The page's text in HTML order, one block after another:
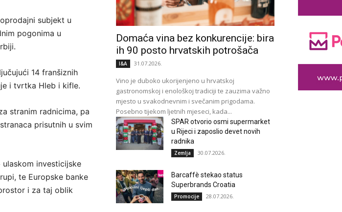
subjekt u
pogonima u
14 franšiznih
i tvrtka Hleb i kifle.
stranim radnicima, pa
prisutnih u svim
investicijske
te Europske banke
i za taj oblik
Domaća vina bez konkurencije: bira
ih 90 posto hrvatskih potrošača
I&A 31.07.2026.
Vino je duboko ukorijenjeno u hrvatskoj
gastronomskoj i enološkoj tradiciji te zauzima važno
mjesto u svakodnevnim i svečanim prigodama.
Posebno tijekom ljetnih mjeseci, kada...
SPAR otvorio osmi supermarket
u Rijeci i zaposlio devet novih
radnika
Zemlja 30.07.2026.
Barcaffè stekao status
Superbrands Croatia
Promocije 28.07.2026.